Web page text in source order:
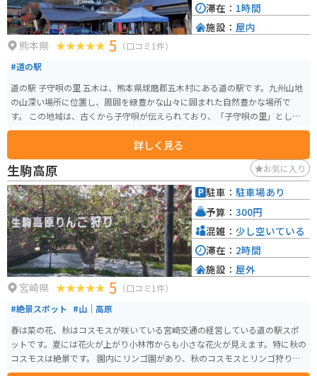
熊本県 5 （口コミ1件）
#道の駅
道の駅 子守唄の里 五木は、熊本県球磨郡五木村にある道の駅です。九州山地
の山深い場所に位置し、周囲を緑豊かな山々に囲まれた自然豊かな場所で
す。 この地域は、古くから子守唄が伝えられており、「子守唄の里」として
知られています。道の駅には、子守唄資料館が併設されており、五木村に伝
わる子守唄や子守文化について学ぶことができます。 また、道の駅では、地
元で採れた新鮮な野菜や特産品などを販売しており、お土産探しにも最適で
す。特に、五木村産のトマトや椎茸は人気があります。 バイクで訪れる場
合、道の駅周辺は、カーブが多く、アップダウンの激しい道が多いので注意
が必要です。しかし、交通量は比較的少なく、信号も少ないため、走りやす
い道とも言えます。ツーリングの休憩場所としておすすめです。
詳しく見る
滞在： 1時間
施設： 屋内
生駒高原 お気に入り
宮崎県 5 （口コミ1件）
#絶景スポット #山｜高原
春は菜の花、秋はコスモスが咲いている宮崎交通の経営している道の駅スポ
ットです。夏には花火が上がり小林市からも小さな花火が見えます。特に秋の
コスモスは絶景です。 園内にリンゴ園があり、秋のコスモスとリンゴ狩りが
楽しめます。今は、火山噴火のため、通行できませんが、以前はここからえ
駐車： 駐車場あり
予算： 300円
混雑： 少し空いている
滞在： 2時間
施設： 屋外